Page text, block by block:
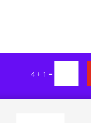
4 + 1 =